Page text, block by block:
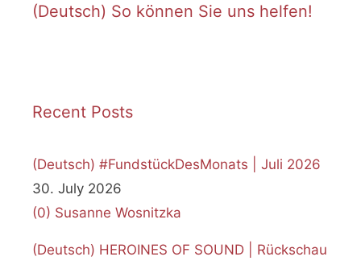
(Deutsch) So können Sie uns helfen!
Recent Posts
(Deutsch) #FundstückDesMonats | Juli 2026
30. July 2026
(0) Susanne Wosnitzka
(Deutsch) HEROINES OF SOUND | Rückschau